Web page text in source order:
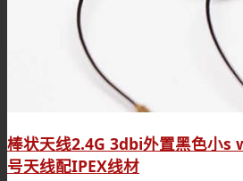
棒状天线2.4G 3dbi外置黑色小s
号天线配IPEX线材